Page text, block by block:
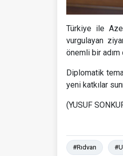
Türkiye ile
vurgulayan
önemli bir
Diplomatik
yeni katkılar
(YUSUF
#Rıdvan